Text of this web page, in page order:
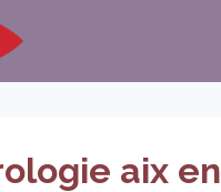
aix en